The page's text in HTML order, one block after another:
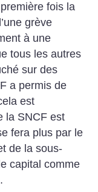
fois la
grève
à une
tous les autres
sur des
a permis de
est
la SNCF est
fera plus par le
de la sous-
capital comme